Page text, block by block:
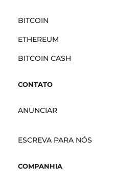
BITCOIN
ETHEREUM
BITCOIN CASH
CONTATO
ANUNCIAR
ESCREVA PARA NÓS
COMPANHIA